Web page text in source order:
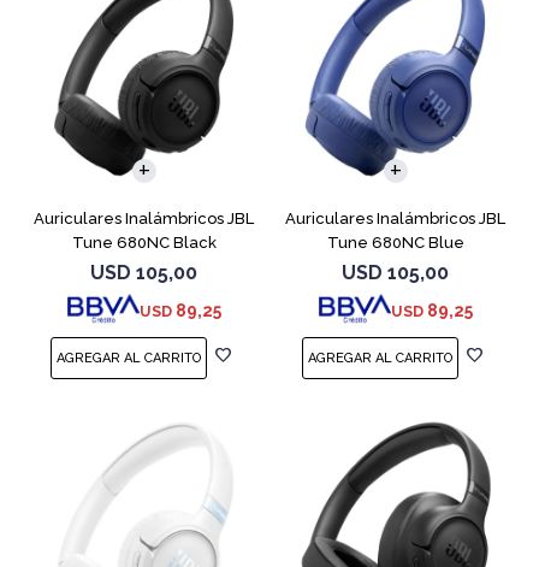
Auriculares Inalámbricos JBL
Tune 680NC Black
USD 105,00
USD 89,25
Auriculares Inalámbricos JBL
Tune 680NC Blue
USD 105,00
USD 89,25